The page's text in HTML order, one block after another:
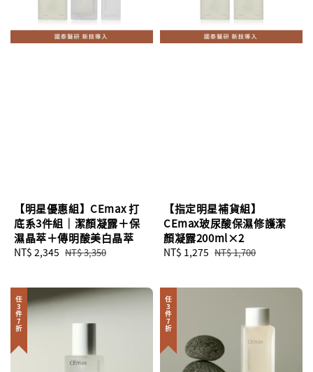
【明星優惠組】CEmax 打
底系3件組｜潔顏凝露＋保
濕晶萃＋傳明酸美白晶萃
Sale
NT$ 2,345 Regular
NT$ 3,350
【指定明星補貨組】
CEmax玻尿酸保濕修護潔
顏凝露200ml×2
Sale
NT$ 1,275 Regular
NT$ 1,700
任3件7折 任3件7折